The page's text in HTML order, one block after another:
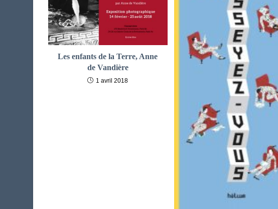
Les enfants de la Terre, Anne
de Vandière
1 avril 2018